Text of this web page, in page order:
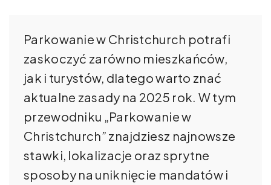
Parkowanie w Christchurch potrafi
zaskoczyć zarówno mieszkańców,
jak i turystów, dlatego warto znać
aktualne zasady na 2025 rok. W tym
przewodniku „Parkowanie w
Christchurch” znajdziesz najnowsze
stawki, lokalizacje oraz sprytne
sposoby na uniknięcie mandatów i